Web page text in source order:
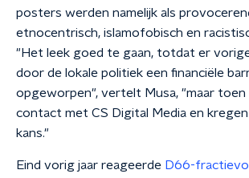
posters werden namelijk als
etnocentrisch, islamofobisch en
"Het leek goed te gaan, totdat er
door de lokale politiek een financiële
opgeworpen", vertelt Musa, "maar toen
contact met CS Digital Media en
kans."
Eind vorig jaar reageerde D66-